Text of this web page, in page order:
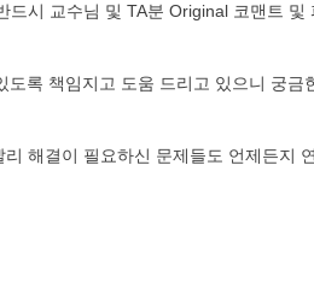
시 교수님 및 TA분 Original 코맨트 및
록 책임지고 도움 드리고 있으니 궁금
해결이 필요하신 문제들도 언제든지